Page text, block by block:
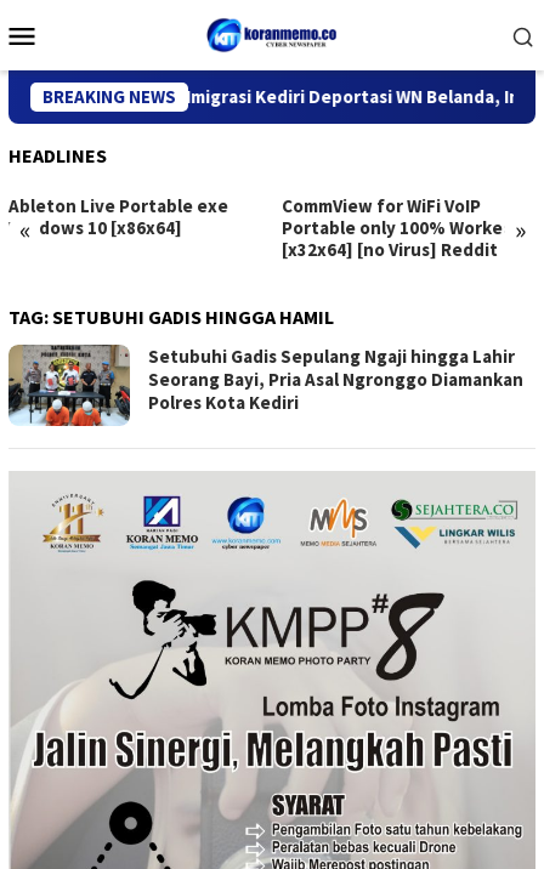
to
Menu
BREAKING NEWS
Kantor Imigrasi Kediri Deportasi WN Belanda, Ini
HEADLINES
« »
Ableton Live Portable exe
Windows 10 [x86x64]
CommView for WiFi VoIP
Portable only 100% Worked
[x32x64] [no Virus] Reddit
TAG:SETUBUHI GADIS HINGGA HAMIL
Setubuhi Gadis Sepulang Ngaji hingga Lahir
Seorang Bayi, Pria Asal Ngronggo Diamankan
Polres Kota Kediri